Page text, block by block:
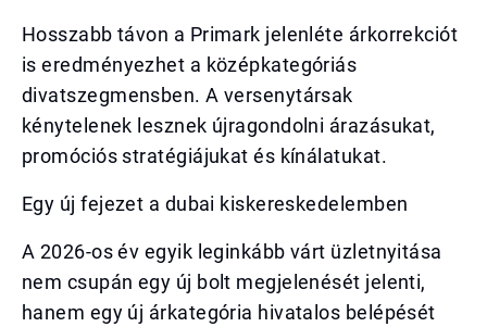
Hosszabb távon a Primark jelenléte árkorrekciót
is eredményezhet a középkategóriás
divatszegmensben. A versenytársak
kénytelenek lesznek újragondolni árazásukat,
promóciós stratégiájukat és kínálatukat.
Egy új fejezet a dubai kiskereskedelemben
A 2026-os év egyik leginkább várt üzletnyitása
nem csupán egy új bolt megjelenését jelenti,
hanem egy új árkategória hivatalos belépését